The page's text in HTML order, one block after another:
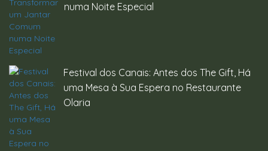
numa Noite Especial
Festival dos Canais: Antes dos The Gift, Há
uma Mesa à Sua Espera no Restaurante
Olaria